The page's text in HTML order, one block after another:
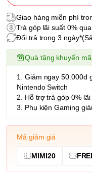
Giao hàng miễn phí
Trả góp lãi suất 0%
Đổi trả trong 3
Quà tặng khuyến
1. Giảm ngay 50.000đ
Nintendo Switch
2. Hỗ trợ trả góp 0% lãi
3. Phụ kiện Gaming
Mã giảm giá
MIMI20